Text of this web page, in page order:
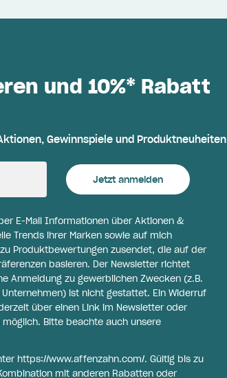
und 10%* Rabatt
Gewinnspiele und Produktneuheiten
Jetzt anmelden
E-Mail Informationen über Aktionen &
Trends ihrer Marken sowie auf mich
Produktbewertungen zusendet, die auf der
basieren. Der Newsletter richtet
Anmeldung zu gewerblichen Zwecken (z.B.
ist nicht gestattet. Ein Widerruf
über einen Link im Newsletter oder
möglich. Bitte beachte auch unsere
https://www.affenzahn.com/. Gültig bis zu
mit anderen Rabatten oder